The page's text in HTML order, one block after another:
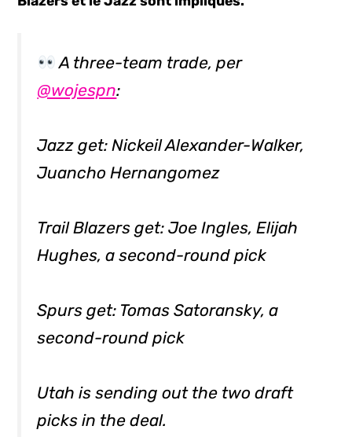
A three-team trade, per
@wojespn:
Jazz get: Nickeil Alexander-Walker,
Juancho Hernangomez
Trail Blazers get: Joe Ingles, Elijah
Hughes, a second-round pick
Spurs get: Tomas Satoransky, a
second-round pick
Utah is sending out the two draft
picks in the deal.